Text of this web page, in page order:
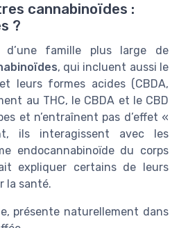
cannabinoïdes :
?
famille plus large de
, qui incluent aussi le
leurs formes acides (CBDA,
au THC, le CBDA et le CBD
et n’entraînent pas d’effet «
ils interagissent avec les
endocannabinoïde du corps
expliquer certains de leurs
la santé.
présente naturellement dans